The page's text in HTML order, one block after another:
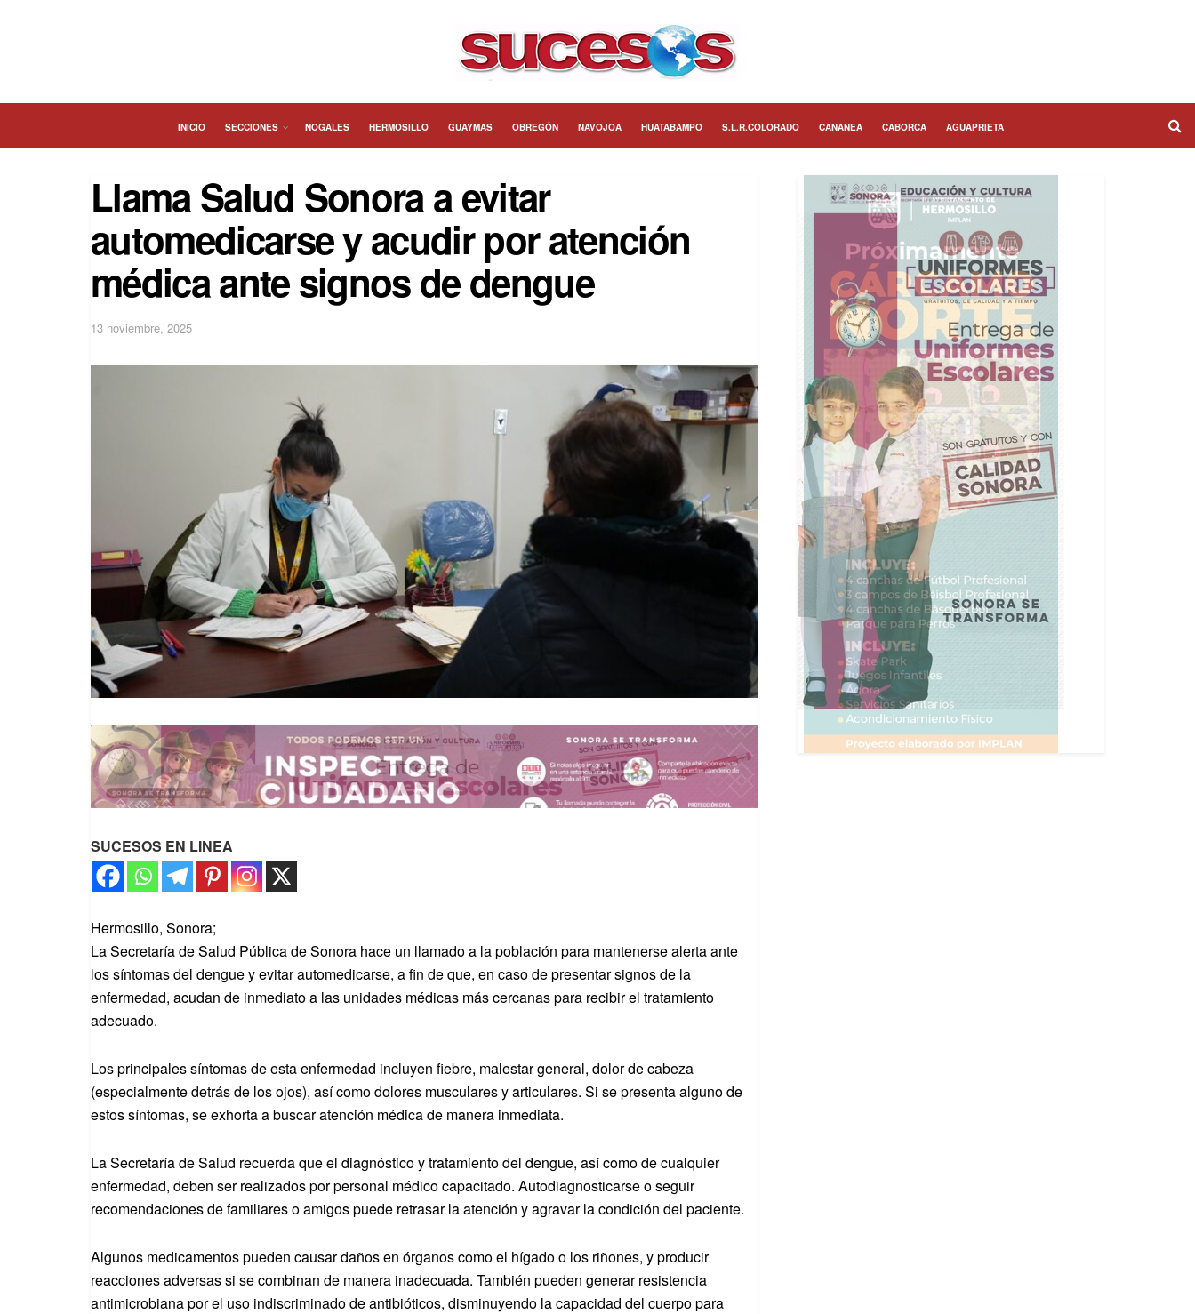
INICIO SECCIONES NOGALES HERMOSILLO GUAYMAS OBREGÓN NAVOJOA HUATABAMPO S.L.R.COLORADO CANANEA CABORCA AGUAPRIETA
Llama Salud Sonora a evitar
automedicarse y acudir por atención
médica ante signos de dengue
13 noviembre, 2025
SUCESOS EN LINEA
Hermosillo, Sonora;
La Secretaría de Salud Pública de Sonora hace un llamado a la población para mantenerse alerta ante
los síntomas del dengue y evitar automedicarse, a fin de que, en caso de presentar signos de la
enfermedad, acudan de inmediato a las unidades médicas más cercanas para recibir el tratamiento
adecuado.
Los principales síntomas de esta enfermedad incluyen fiebre, malestar general, dolor de cabeza
(especialmente detrás de los ojos), así como dolores musculares y articulares. Si se presenta alguno de
estos síntomas, se exhorta a buscar atención médica de manera inmediata.
La Secretaría de Salud recuerda que el diagnóstico y tratamiento del dengue, así como de cualquier
enfermedad, deben ser realizados por personal médico capacitado. Autodiagnosticarse o seguir
recomendaciones de familiares o amigos puede retrasar la atención y agravar la condición del paciente.
Algunos medicamentos pueden causar daños en órganos como el hígado o los riñones, y producir
reacciones adversas si se combinan de manera inadecuada. También pueden generar resistencia
antimicrobiana por el uso indiscriminado de antibióticos, disminuyendo la capacidad del cuerpo para